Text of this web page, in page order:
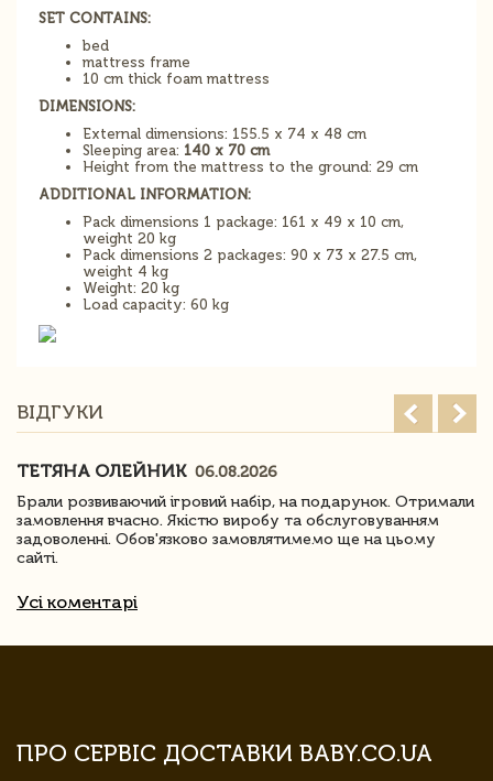
SET CONTAINS:
bed
mattress frame
10 cm thick foam mattress
DIMENSIONS:
External dimensions: 155.5 x 74 x 48 cm
Sleeping area: 140 x 70 cm
Height from the mattress to the ground: 29 cm
ADDITIONAL INFORMATION:
Pack dimensions 1 package: 161 x 49 x 10 cm,
weight 20 kg
Pack dimensions 2 packages: 90 x 73 x 27.5 cm,
weight 4 kg
Weight: 20 kg
Load capacity: 60 kg
ВІДГУКИ
ТЕТЯНА ОЛЕЙНИК 06.08.2026
Брали розвиваючий ігровий набір, на подарунок. Отримали
замовлення вчасно. Якістю виробу та обслуговуванням
задоволенні. Обов'язково замовлятимемо ще на цьому
сайті.
Усі коментарі
ПРО СЕРВІС ДОСТАВКИ BABY.CO.UA